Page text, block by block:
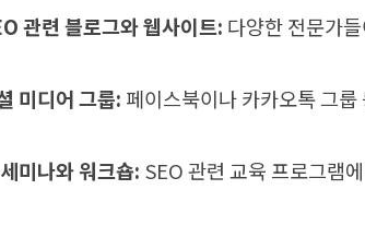
관련 블로그와 웹사이트: 다양한 전문가
미디어 그룹: 페이스북이나 카카오톡 그
미나와 워크숍: SEO 관련 교육 프로그램